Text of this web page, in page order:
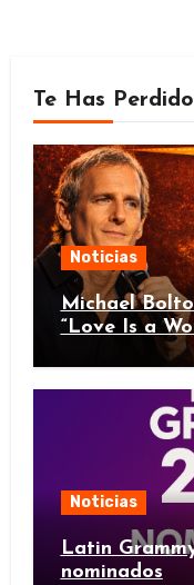
Te Has Perdido
Noticias
Michael
“Love Is a
Noticias
Latin
nominados